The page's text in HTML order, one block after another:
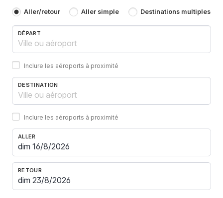
Aller/retour Aller simple Destinations multiples
DÉPART
Inclure les aéroports à proximité
DESTINATION
Inclure les aéroports à proximité
ALLER
RETOUR